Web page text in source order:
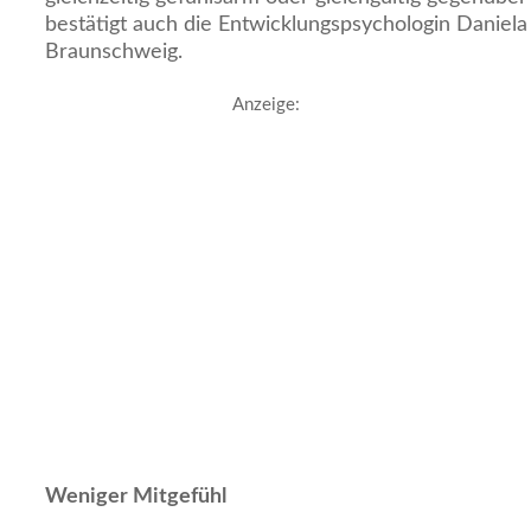
bestätigt auch die Entwicklungspsychologin
Braunschweig.
Anzeige:
Weniger Mitgefühl